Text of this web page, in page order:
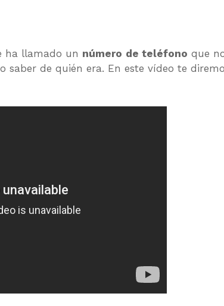
ha llamado un número de teléfono que
saber de quién era. En este vídeo te